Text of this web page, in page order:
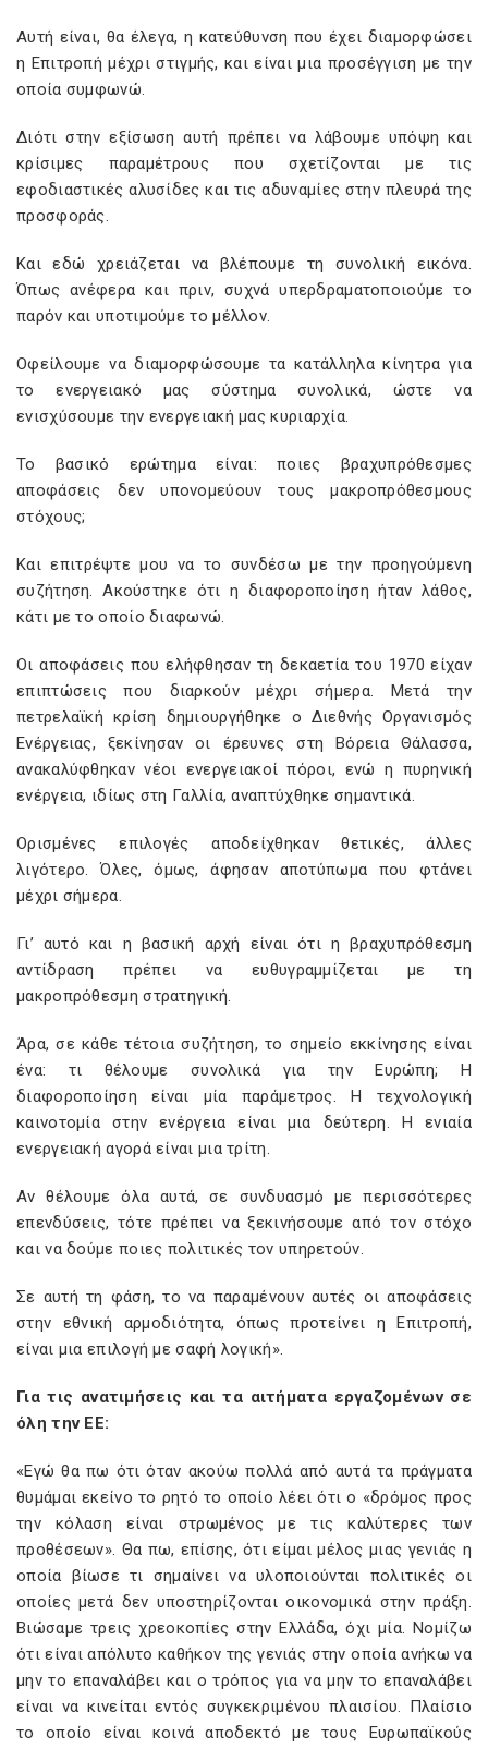
Αυτή είναι, θα έλεγα, η κατεύθυνση που έχει διαμορφώσει
η Επιτροπή μέχρι στιγμής, και είναι μια προσέγγιση με την
οποία συμφωνώ.
Διότι στην εξίσωση αυτή πρέπει να λάβουμε υπόψη και
κρίσιμες παραμέτρους που σχετίζονται με τις
εφοδιαστικές αλυσίδες και τις αδυναμίες στην πλευρά της
προσφοράς.
Και εδώ χρειάζεται να βλέπουμε τη συνολική εικόνα.
Όπως ανέφερα και πριν, συχνά υπερδραματοποιούμε το
παρόν και υποτιμούμε το μέλλον.
Οφείλουμε να διαμορφώσουμε τα κατάλληλα κίνητρα για
το ενεργειακό μας σύστημα συνολικά, ώστε να
ενισχύσουμε την ενεργειακή μας κυριαρχία.
Το βασικό ερώτημα είναι: ποιες βραχυπρόθεσμες
αποφάσεις δεν υπονομεύουν τους μακροπρόθεσμους
στόχους;
Και επιτρέψτε μου να το συνδέσω με την προηγούμενη
συζήτηση. Ακούστηκε ότι η διαφοροποίηση ήταν λάθος,
κάτι με το οποίο διαφωνώ.
Οι αποφάσεις που ελήφθησαν τη δεκαετία του 1970 είχαν
επιπτώσεις που διαρκούν μέχρι σήμερα. Μετά την
πετρελαϊκή κρίση δημιουργήθηκε ο Διεθνής Οργανισμός
Ενέργειας, ξεκίνησαν οι έρευνες στη Βόρεια Θάλασσα,
ανακαλύφθηκαν νέοι ενεργειακοί πόροι, ενώ η πυρηνική
ενέργεια, ιδίως στη Γαλλία, αναπτύχθηκε σημαντικά.
Ορισμένες επιλογές αποδείχθηκαν θετικές, άλλες
λιγότερο. Όλες, όμως, άφησαν αποτύπωμα που φτάνει
μέχρι σήμερα.
Γι’ αυτό και η βασική αρχή είναι ότι η βραχυπρόθεσμη
αντίδραση πρέπει να ευθυγραμμίζεται με τη
μακροπρόθεσμη στρατηγική.
Άρα, σε κάθε τέτοια συζήτηση, το σημείο εκκίνησης είναι
ένα: τι θέλουμε συνολικά για την Ευρώπη; Η
διαφοροποίηση είναι μία παράμετρος. Η τεχνολογική
καινοτομία στην ενέργεια είναι μια δεύτερη. Η ενιαία
ενεργειακή αγορά είναι μια τρίτη.
Αν θέλουμε όλα αυτά, σε συνδυασμό με περισσότερες
επενδύσεις, τότε πρέπει να ξεκινήσουμε από τον στόχο
και να δούμε ποιες πολιτικές τον υπηρετούν.
Σε αυτή τη φάση, το να παραμένουν αυτές οι αποφάσεις
στην εθνική αρμοδιότητα, όπως προτείνει η Επιτροπή,
είναι μια επιλογή με σαφή λογική».
Για τις ανατιμήσεις και τα αιτήματα εργαζομένων σε
όλη την ΕΕ:
«Εγώ θα πω ότι όταν ακούω πολλά από αυτά τα πράγματα
θυμάμαι εκείνο το ρητό το οποίο λέει ότι ο «δρόμος προς
την κόλαση είναι στρωμένος με τις καλύτερες των
προθέσεων». Θα πω, επίσης, ότι είμαι μέλος μιας γενιάς η
οποία βίωσε τι σημαίνει να υλοποιούνται πολιτικές οι
οποίες μετά δεν υποστηρίζονται οικονομικά στην πράξη.
Βιώσαμε τρεις χρεοκοπίες στην Ελλάδα, όχι μία. Νομίζω
ότι είναι απόλυτο καθήκον της γενιάς στην οποία ανήκω να
μην το επαναλάβει και ο τρόπος για να μην το επαναλάβει
είναι να κινείται εντός συγκεκριμένου πλαισίου. Πλαίσιο
το οποίο είναι κοινά αποδεκτό με τους Ευρωπαϊκούς